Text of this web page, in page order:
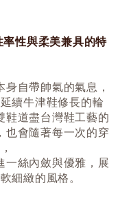
性與柔美兼具的特
自帶帥氣的氣息，
續牛津鞋修長的輪
鞋道盡台灣鞋工藝的
也會隨著每一次的穿
一絲內斂與優雅，展
細緻的風格。